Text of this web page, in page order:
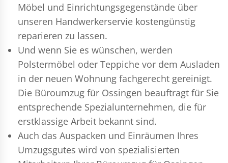
Möbel und Einrichtungsgegenstände über
unseren Handwerkerservie kostengünstig
reparieren zu lassen.
Und wenn Sie es wünschen, werden
Polstermöbel oder Teppiche vor dem Ausladen
in der neuen Wohnung fachgerecht gereinigt.
Die Büroumzug für Ossingen beauftragt für Sie
entsprechende Spezialunternehmen, die für
erstklassige Arbeit bekannt sind.
Auch das Auspacken und Einräumen Ihres
Umzugsgutes wird von spezialisierten